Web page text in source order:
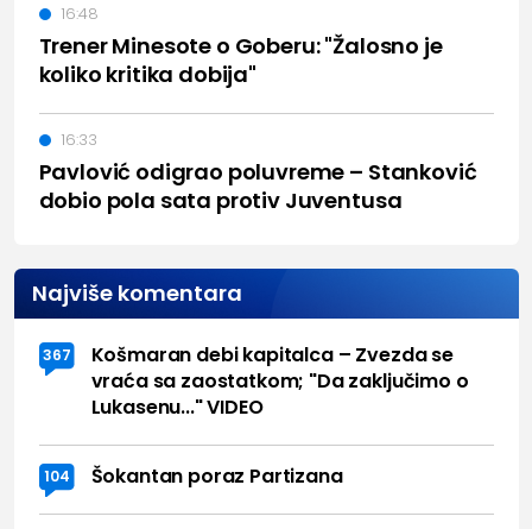
Trener Minesote o Goberu: "Žalosno je
koliko kritika dobija"
16:48
Pavlović odigrao poluvreme – Stanković
dobio pola sata protiv Juventusa
16:33
Najviše komentara
367
Košmaran debi kapitalca – Zvezda se
vraća sa zaostatkom; "Da zaključimo o
Lukasenu..." VIDEO
104 Šokantan poraz Partizana